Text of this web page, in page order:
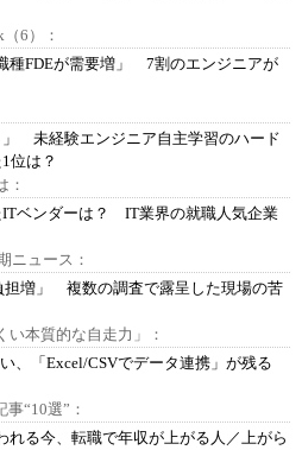
6）：
種FDEが需要増」 7割のエンジニアが
未経験エンジニア自主学習のハード
位は？
：
ITベンダーは？ IT業界の就職人気企業
ニュース：
担増」 複数の調査で露呈した現場の苦
本質的な自走力」：
、「Excel/CSVでデータ連携」が残る
“10選”：
れる今、転職で年収が上がる人／上がら